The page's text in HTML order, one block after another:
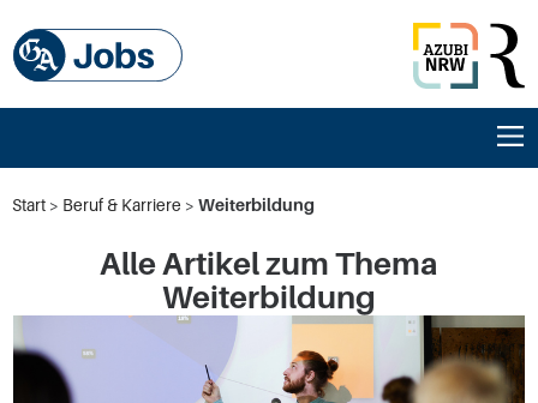
Start Beruf & Karriere Weiterbildung
Alle Artikel zum Thema
Weiterbildung